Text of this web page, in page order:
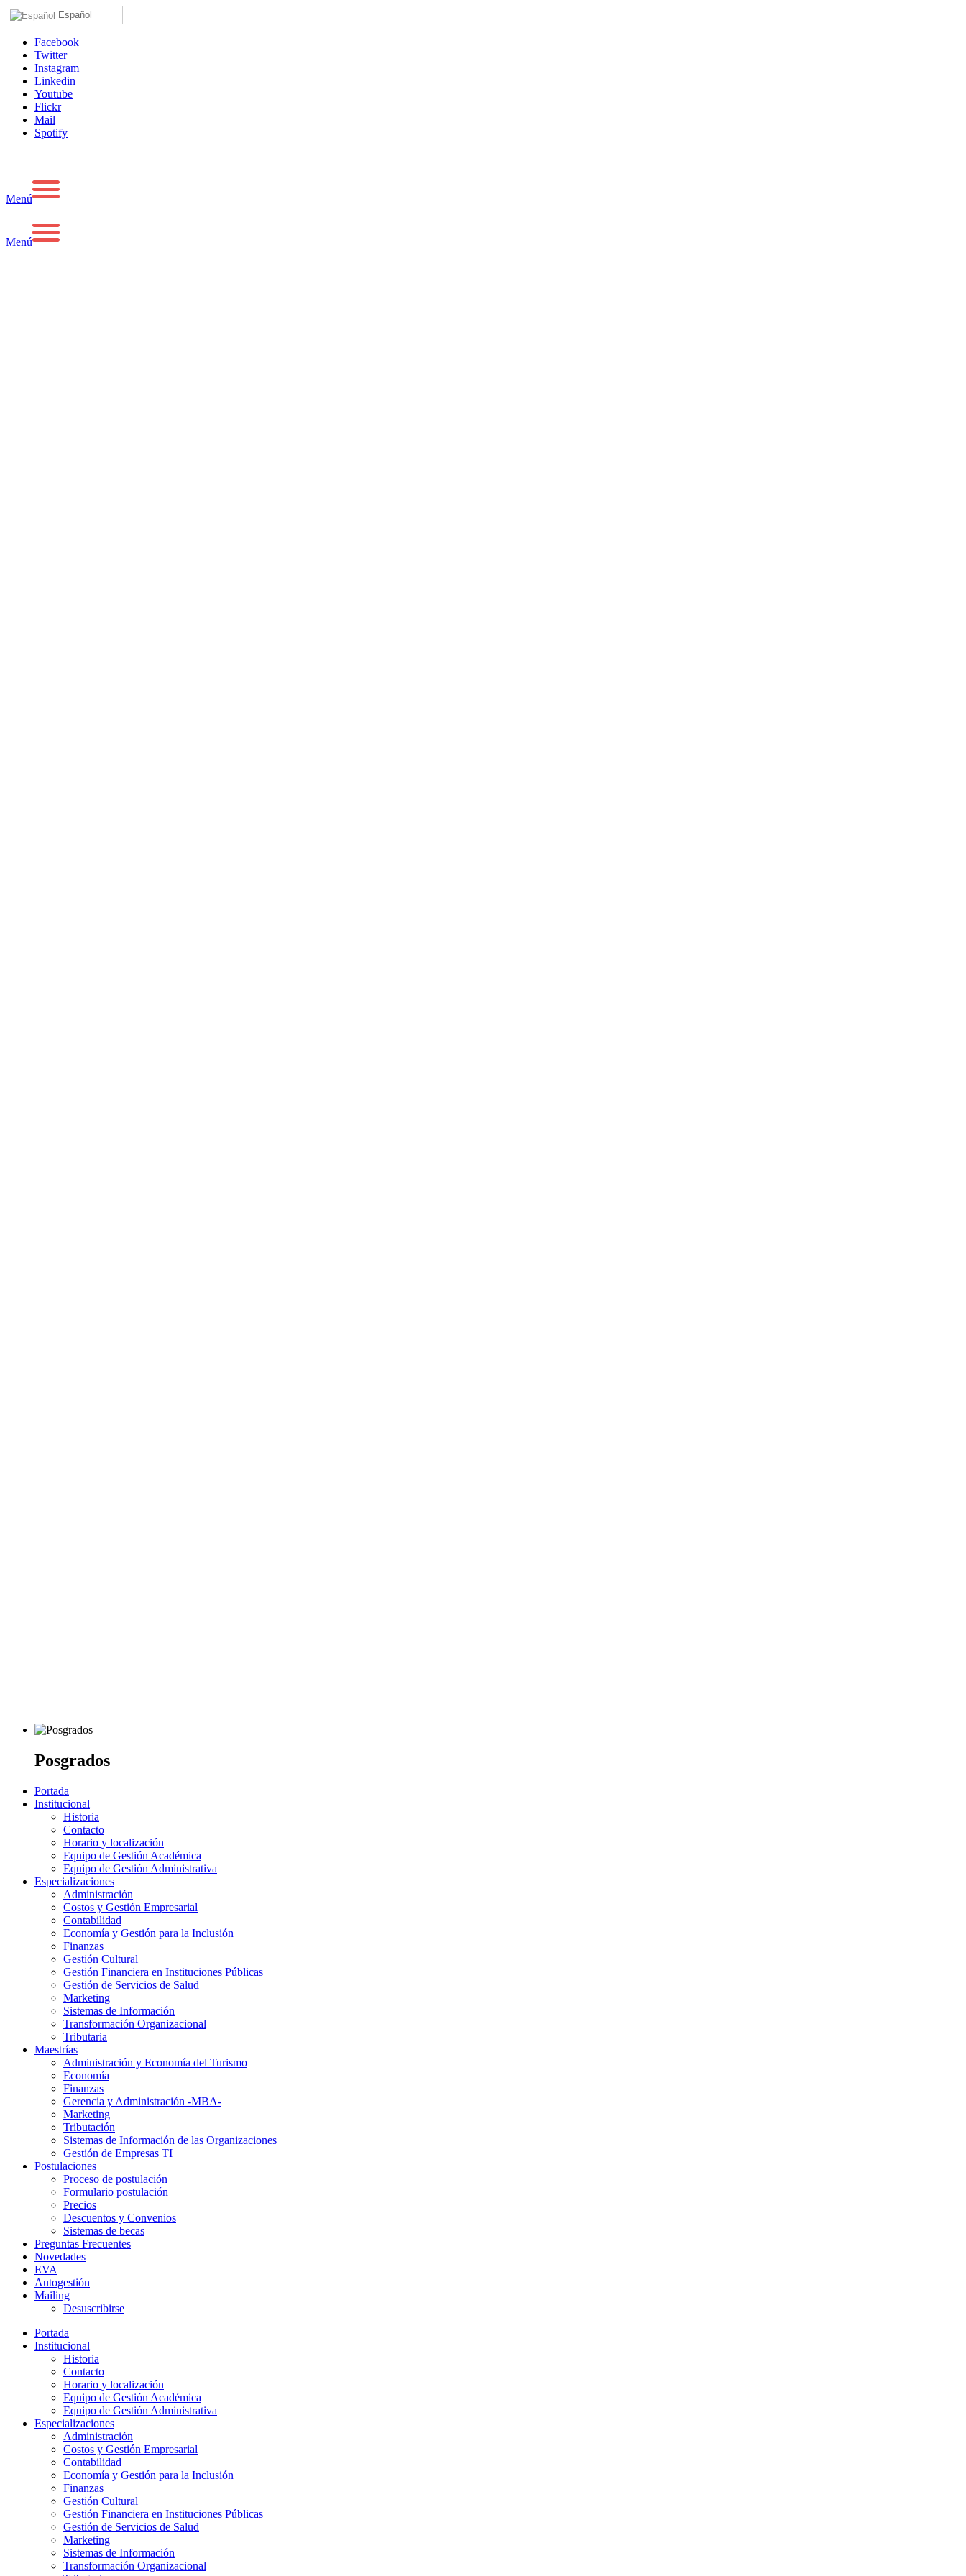
Español
Facebook
Twitter
Instagram
Linkedin
Youtube
Flickr
Mail
Spotify
Menú
Menú
Posgrados
Portada
Institucional
Historia
Contacto
Horario y localización
Equipo de Gestión Académica
Equipo de Gestión Administrativa
Especializaciones
Administración
Costos y Gestión Empresarial
Contabilidad
Economía y Gestión para la Inclusión
Finanzas
Gestión Cultural
Gestión Financiera en Instituciones Públicas
Gestión de Servicios de Salud
Marketing
Sistemas de Información
Transformación Organizacional
Tributaria
Maestrías
Administración y Economía del Turismo
Economía
Finanzas
Gerencia y Administración -MBA-
Marketing
Tributación
Sistemas de Información de las Organizaciones
Gestión de Empresas TI
Postulaciones
Proceso de postulación
Formulario postulación
Precios
Descuentos y Convenios
Sistemas de becas
Preguntas Frecuentes
Novedades
EVA
Autogestión
Mailing
Desuscribirse
Portada
Institucional
Historia
Contacto
Horario y localización
Equipo de Gestión Académica
Equipo de Gestión Administrativa
Especializaciones
Administración
Costos y Gestión Empresarial
Contabilidad
Economía y Gestión para la Inclusión
Finanzas
Gestión Cultural
Gestión Financiera en Instituciones Públicas
Gestión de Servicios de Salud
Marketing
Sistemas de Información
Transformación Organizacional